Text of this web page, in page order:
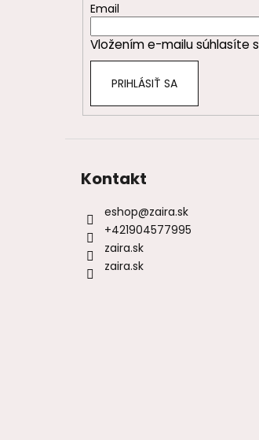
Email
Vložením e-mailu súhlasíte s
PRIHLÁSIŤ SA
Kontakt
eshop@zaira.sk
+421904577995
zaira.sk
zaira.sk